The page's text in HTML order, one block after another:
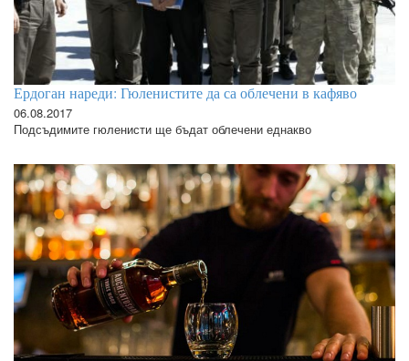
Ердоган нареди: Гюленистите да са облечени в кафяво
06.08.2017
Подсъдимите гюленисти ще бъдат облечени еднакво